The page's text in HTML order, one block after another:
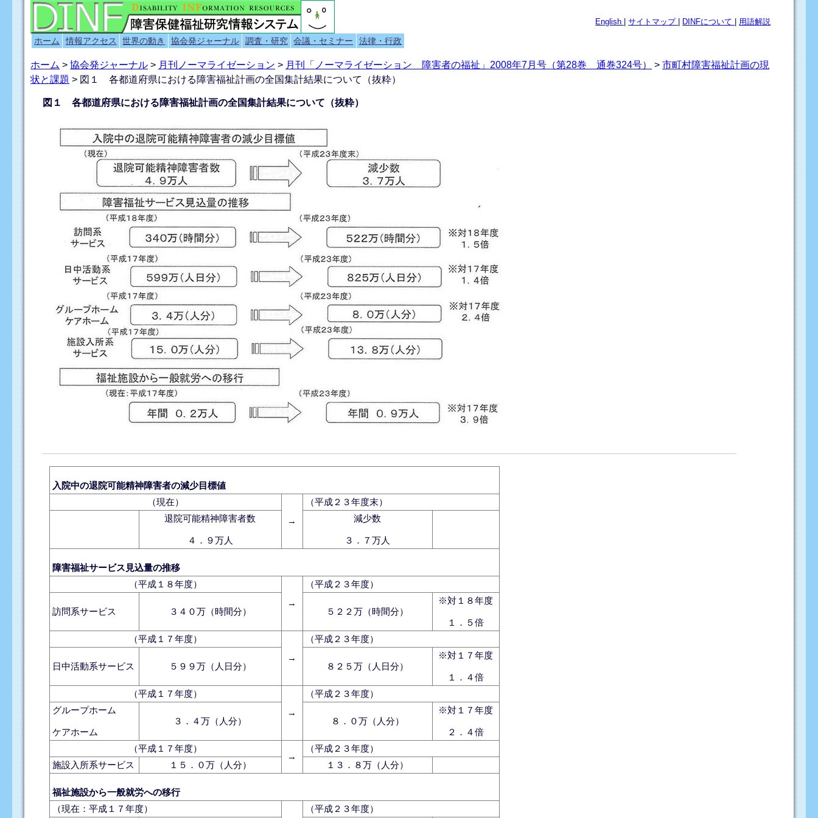
English |サイトマップ DINFについて 用語解説
ホーム 情報アクセス 世界の動き 協会発ジャーナル 調査・研究 会議・セミナー 法律・行政
ホーム >協会発ジャーナル > 月刊ノーマライゼーション > 月刊「ノーマライゼーション 障害者の福祉」2008年7月号（第28巻 通巻324号） >市町村障害福祉計画の現
状と課題 > 図１ 各都道府県における障害福祉計画の全国集計結果について（抜粋）
図１ 各都道府県における障害福祉計画の全国集計結果について（抜粋）
入院中の退院可能精神障害者の減少目標値
（現在）
→
（平成２３年度末）
退院可能精神障害者数
４．９万人
減少数
３．７万人
障害福祉サービス見込量の推移
（平成１８年度）
→
（平成２３年度）
訪問系サービス ３４０万（時間分） ５２２万（時間分）
※対１８年度
１．５倍
（平成１７年度）
→
（平成２３年度）
日中活動系サービス ５９９万（人日分） ８２５万（人日分）
※対１７年度
１．４倍
（平成１７年度）
→
（平成２３年度）
グループホーム
ケアホーム
３．４万（人分） ８．０万（人分）
※対１７年度
２．４倍
（平成１７年度）
→
（平成２３年度）
施設入所系サービス
１５．０万（人分） １３．８万（人分）
福祉施設から一般就労への移行
（現在：平成１７年度）
（平成２３年度）